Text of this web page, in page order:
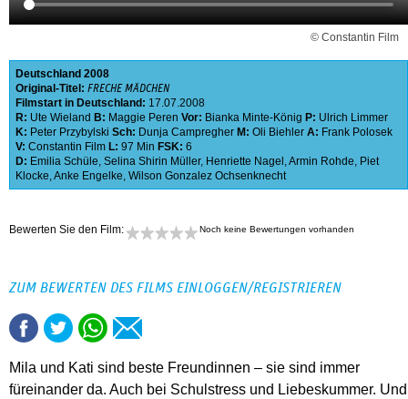
© Constantin Film
Deutschland 2008
Original-Titel: FRECHE MÄDCHEN
Filmstart in Deutschland: 17.07.2008
R: Ute Wieland B: Maggie Peren Vor: Bianka Minte-König P: Ulrich Limmer
K: Peter Przybylski Sch: Dunja Campregher M: Oli Biehler A: Frank Polosek
V: Constantin Film L: 97 Min FSK: 6
D: Emilia Schüle, Selina Shirin Müller, Henriette Nagel ,Armin Rohde, Piet
Klocke,Anke Engelke, Wilson Gonzalez Ochsenknecht
Bewerten Sie den Film: Noch keine Bewertungen vorhanden
ZUM BEWERTEN DES FILMS EINLOGGEN/REGISTRIEREN
Mila und Kati sind beste Freundinnen – sie sind immer
füreinander da. Auch bei Schulstress und Liebeskummer. Und